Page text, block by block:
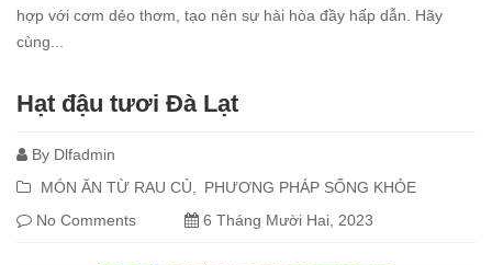
hợp với cơm dẻo thơm, tạo nên sự hài hòa đầy hấp dẫn. Hãy
cùng...
more
Hạt đậu tươi Đà Lạt
By Dlfadmin
MÓN ĂN TỪ RAU CỦ
PHƯƠNG PHÁP SỐNG KHỎE
No Comments
6 Tháng Mười Hai, 2023